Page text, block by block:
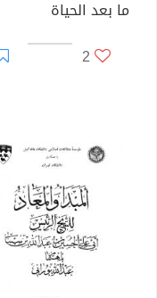
ما بعد الحياة
2